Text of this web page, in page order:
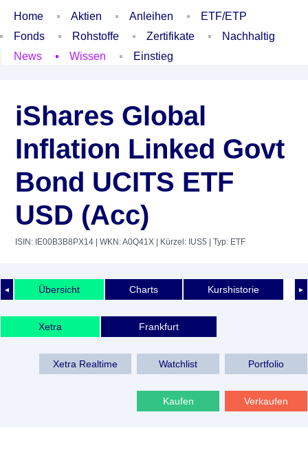
Home Aktien Anleihen
ETF/ETP
Fonds
Rohstoffe Zertifikate
Nachhaltig
News
Wissen Einstieg
iShares Global
Inflation Linked Govt
Bond UCITS ETF
USD (Acc)
ISIN: IE00B3B8PX14 | WKN: A0Q41X | Kürzel: IUS5 | Typ: ETF
◄ ►
Übersicht Charts Kurshistorie
Xetra Frankfurt
Xetra Realtime Watchlist Portfolio
Kaufen Verkaufen